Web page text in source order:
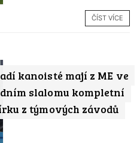
ČÍST VÍCE
kanoisté mají z ME ve
slalomu kompletní
z týmových závodů